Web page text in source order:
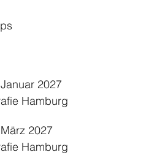
2027
Hamburg
2027
Hamburg